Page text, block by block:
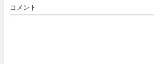
コメント